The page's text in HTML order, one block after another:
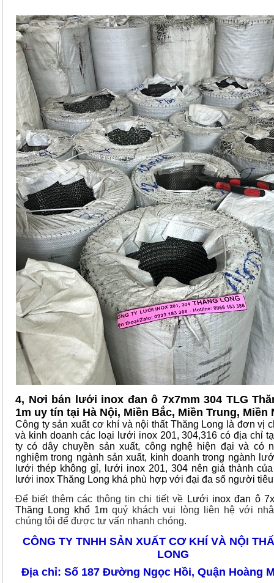
4, Nơi bán lưới inox đan ô 7x7mm 304 TLG
1m uy tín tại Hà Nội, Miền Bắc, Miền Trung, Miền
Công ty sản xuất cơ khí và nội thất Thăng Long là đơn vị
và kinh doanh các loại lưới inox 201, 304,316 có địa chỉ
ty có dây chuyền sản xuất, công nghệ hiện đại và có
nghiệm trong ngành sản xuất, kinh doanh trong ngành
lưới thép không gỉ, lưới inox 201, 304 nên giá thành
lưới inox Thăng Long khá phù hợp với đại đa số người
Để biết thêm các thông tin chi tiết về Lưới inox đan ô
Thăng Long khổ 1m quý khách vui lòng liên hệ với
chúng tôi để được tư vấn nhanh chóng.
CÔNG TY TNHH SẢN XUẤT CƠ KHÍ VÀ NỘI
LONG
Địa chỉ: Số 187 Đường Ngọc Hồi, Quận Hoàng